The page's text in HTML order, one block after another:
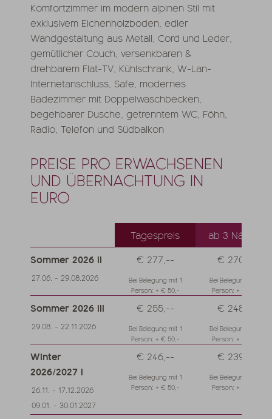
Komfortzimmer im modern alpinen Stil mit
exklusivem Eichenholzboden, edler
Wandgestaltung aus Metall, Cord und Leder,
gemütlicher Couch, versenkbaren &
drehbarem Flat-TV, Kühlschrank, W-Lan-
Internetanschluss, Safe, modernes
Badezimmer mit Doppelwaschbecken,
begehbarer Dusche, getrenntem WC, Föhn,
Radio, Telefon und Südbalkon
PREISE PRO ERWACHSENEN
UND ÜBERNACHTUNG IN
EURO
Tagespreis
ab 3 Nächte
Sommer 2026 II
27.06. - 29.08.2026
€ 277,--
Bei Belegung mit 1
Person: + € 50,-
€ 270,--
Bei Belegung mit 1
Person: + € 50,-
Sommer 2026 III
29.08. - 22.11.2026
€ 255,--
Bei Belegung mit 1
Person: + € 50,-
€ 248,--
Bei Belegung mit 1
Person: + € 50,-
Winter
2026/2027 I
26.11. - 17.12.2026
09.01. - 30.01.2027
€ 246,--
Bei Belegung mit 1
Person: + € 50,-
€ 239,--
Bei Belegung mit 1
Person: + € 50,-